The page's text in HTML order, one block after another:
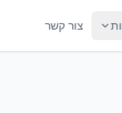
צור קשר